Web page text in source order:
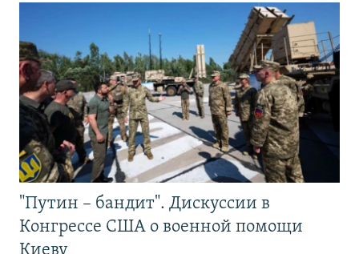
"Путин – бандит". Дискуссии в
Конгрессе США о военной помощи
Киеву